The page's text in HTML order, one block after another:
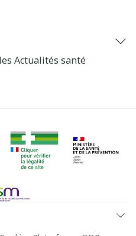
Actualités santé